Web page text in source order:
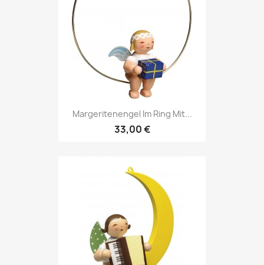
Margeritenengel Im Ring Mit...
33,00 €